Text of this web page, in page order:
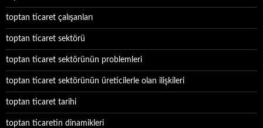
toptan ticaret çalışanları
toptan ticaret sektörü
toptan ticaret sektörünün problemleri
toptan ticaret sektörünün üreticilerle olan ilişkileri
toptan ticaret tarihi
toptan ticaretin dinamikleri